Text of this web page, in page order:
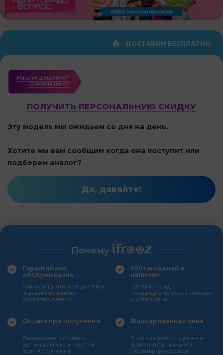
ДОСТАВИМ БЕСПЛАТНО
Нашли дешевле?
Cнизим цену!
ПОЛУЧИТЬ ПЕРСОНАЛЬНУЮ СКИДКУ
Эту модель мы ожидаем со дня на день.
Хотите мы вам сообщим когда она поступит или
подберем аналог?
Да, давайте!
Почему
Гарантийное
обслуживание
Мы официальные дилеры
и даем гарантию
производителя
500+ моделей в
наличии
Целый склад
кондиционеров, готовых
к установке
Оплата при получении
Вы можете оплатить
наличными или картой
при получении
Фиксированная цена
В конце работ цена не
изменится, никаких
скрытых расходов